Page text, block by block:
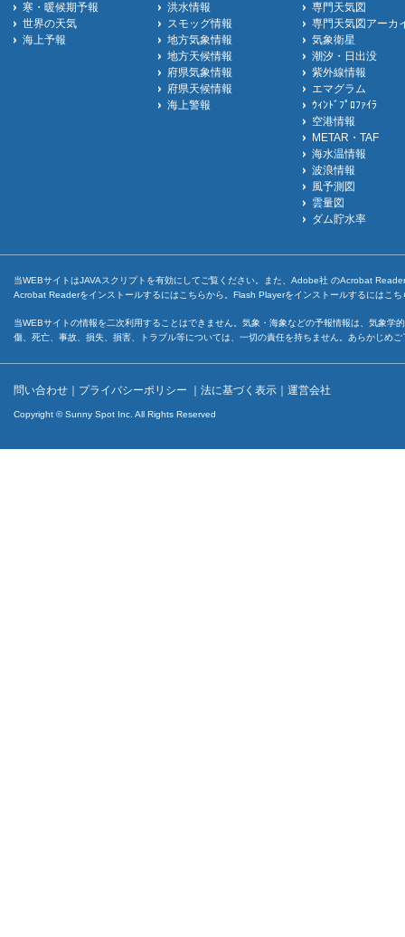
寒・暖候期予報
世界の天気
海上予報
洪水情報
スモッグ情報
地方気象情報
地方天候情報
府県気象情報
府県天候情報
海上警報
専門天気図
専門天気図アーカ
気象衛星
潮汐・日出没
紫外線情報
エマグラム
ｳｨﾝﾄﾞﾌﾟﾛﾌｧｲﾗ
空港情報
METAR・TAF
海水温情報
波浪情報
風予測図
雲量図
ダム貯水率
当WEBサイトはJAVAスクリプトを有効にしてご覧ください。また、Adobe社 のAcrobat
Acrobat Readerをインストールするには こちらから。Flash Playerをインストールするには こち
当WEBサイトの情報を二次利用することはできません。気象・海象などの予報情報は、気象
傷、死亡、事故、損失、損害、トラブル等については、一切の責任を持ちません。あらかじめ
問い合わせ ｜ プライバシーポリシー ｜ 法に基づく表示 ｜ 運営会社
Copyright © Sunny Spot Inc. All Rights Reserved